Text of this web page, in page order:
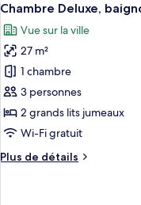
jumeaux,
baignoire
avec
jumeaux,
baignoire
toutes
les
photos
pour
ce
type
de
chambre :
Chambre
4
Chambre Deluxe,
Vue sur la ville
27 m²
1 chambre
3 personnes
2 grands lits jumeaux
Wi-Fi gratuit
Plus de détails
Plus